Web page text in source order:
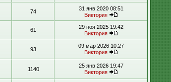
74
31 янв 2020 08:51
Виктория
61
29 ноя 2025 19:42
Виктория
93
09 мар 2026 10:27
Виктория
1140
25 янв 2026 19:47
Виктория